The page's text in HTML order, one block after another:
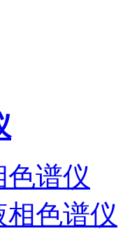
色谱仪
相色谱仪